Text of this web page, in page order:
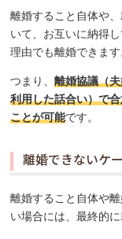
離婚すること自体や
いて、お互いに納得
理由でも離婚できます
つまり、離婚協議（
利用した話合い）で
ことが可能です。
離婚できないケ
離婚すること自体や
い場合には、最終的